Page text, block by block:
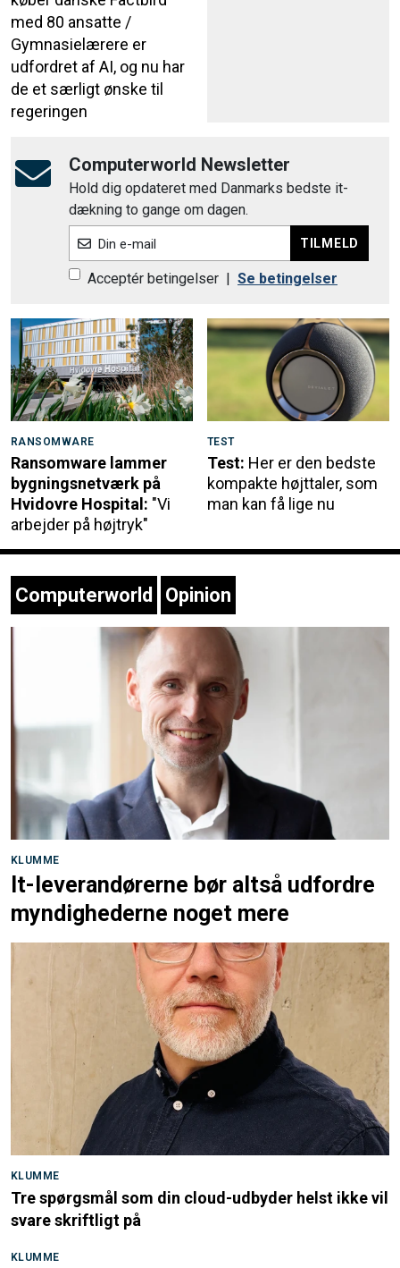
med 80 ansatte /
Gymnasielærere er
udfordret af AI, og nu har
de et særligt ønske til
regeringen
Computerworld Newsletter
Hold dig opdateret med Danmarks bedste it-
dækning to gange om dagen.
Din e-mail TILMELD
Acceptér betingelser Se betingelser
RANSOMWARE
Ransomware lammer
bygningsnetværk på
Hvidovre Hospital: "Vi
arbejder på højtryk"
TEST
Test: Her er den bedste
kompakte højttaler, som
man kan få lige nu
Computerworld Opinion
KLUMME
It-leverandørerne bør altså udfordre
myndighederne noget mere
KLUMME
Tre spørgsmål som din cloud-udbyder helst ikke vil
svare skriftligt på
KLUMME